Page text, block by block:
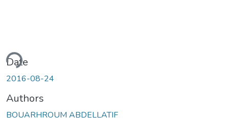
Date
2016-08-24
Authors
BOUARHROUM ABDELLATIF